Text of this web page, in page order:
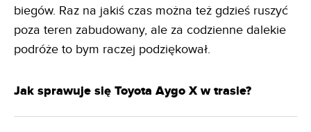
biegów. Raz na jakiś czas można też gdzieś ruszyć
poza teren zabudowany, ale za codzienne dalekie
podróże to bym raczej podziękował.
Jak sprawuje się Toyota Aygo X w trasie?